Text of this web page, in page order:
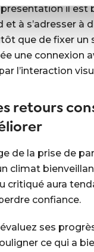
il est
et à s’adresser à
que de fixer un
une connexion
l’interaction
retours
de la prise de
climat
critiqué aura
confiance.
ses
ce qui a